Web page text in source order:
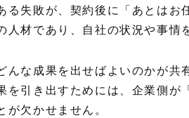
る失敗が、契約後に「あとは
人材であり、自社の状況や事情
んな成果を出せばよいのかが
を引き出すためには、企業側
欠かせません。